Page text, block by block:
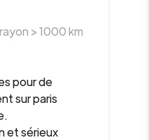
>1000km
pour de
sur paris
et sérieux